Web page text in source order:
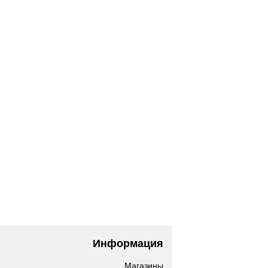
Информация
Магазины